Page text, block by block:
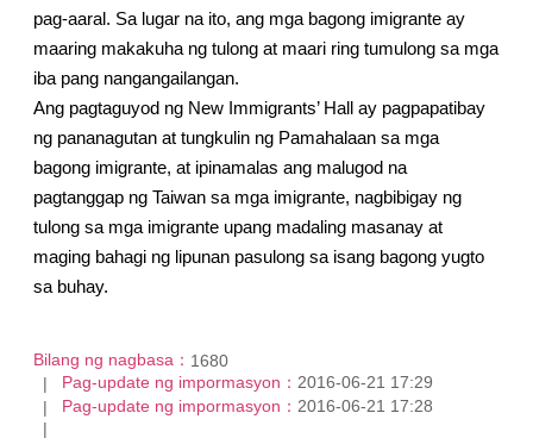
pag-aaral. Sa lugar na ito, ang mga bagong imigrante ay
maaring makakuha ng tulong at maari ring tumulong sa mga
iba pang nangangailangan.
Ang pagtaguyod ng New Immigrants’ Hall ay pagpapatibay
ng pananagutan at tungkulin ng Pamahalaan sa mga
bagong imigrante, at ipinamalas ang malugod na
pagtanggap ng Taiwan sa mga imigrante, nagbibigay ng
tulong sa mga imigrante upang madaling masanay at
maging bahagi ng lipunan pasulong sa isang bagong yugto
sa buhay.
Bilang ng nagbasa： 1680
Pag-update ng impormasyon： 2016-06-21 17:29
Pag-update ng impormasyon： 2016-06-21 17:28